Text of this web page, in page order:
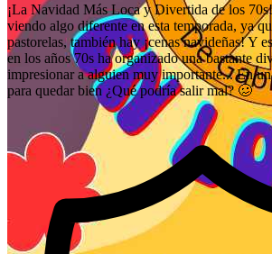
¡La Navidad Más Loca y Divertida de los
viendo algo diferente en esta temporada, ya
pastorelas, también hay ¡cenas navideñas! Y
en los años 70s ha organizado una bastante
impresionar a alguien muy importante... En
para quedar bien ¿Qué podría salir mal? 🥴